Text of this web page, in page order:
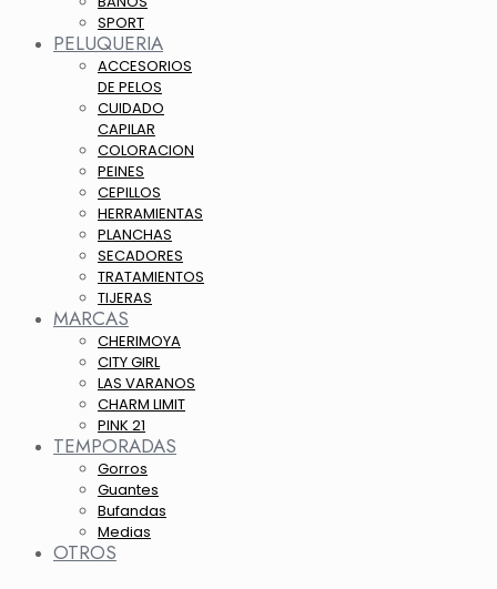
SPORT
PELUQUERIA
ACCESORIOS
DE PELOS
CUIDADO
CAPILAR
COLORACION
PEINES
CEPILLOS
HERRAMIENTAS
PLANCHAS
SECADORES
TRATAMIENTOS
TIJERAS
MARCAS
CHERIMOYA
CITY GIRL
LAS VARANOS
CHARM LIMIT
PINK 21
TEMPORADAS
Gorros
Guantes
Bufandas
Medias
OTROS